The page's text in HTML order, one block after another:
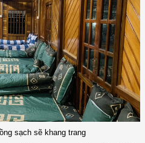
sạch sẽ khang trang